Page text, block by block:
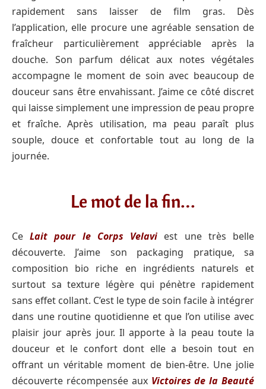
rapidement sans laisser de film gras. Dès
l’application, elle procure une agréable sensation de
fraîcheur particulièrement appréciable après la
douche. Son parfum délicat aux notes végétales
accompagne le moment de soin avec beaucoup de
douceur sans être envahissant. J’aime ce côté discret
qui laisse simplement une impression de peau propre
et fraîche. Après utilisation, ma peau paraît plus
souple, douce et confortable tout au long de la
journée.
Le mot de la fin…
CeLait pour le Corps Velavi est une très belle
découverte. J’aime son packaging pratique, sa
composition bio riche en ingrédients naturels et
surtout sa texture légère qui pénètre rapidement
sans effet collant. C’est le type de soin facile à intégrer
dans une routine quotidienne et que l’on utilise avec
plaisir jour après jour. Il apporte à la peau toute la
douceur et le confort dont elle a besoin tout en
offrant un véritable moment de bien-être. Une jolie
découverte récompensée aux Victoires de la Beauté